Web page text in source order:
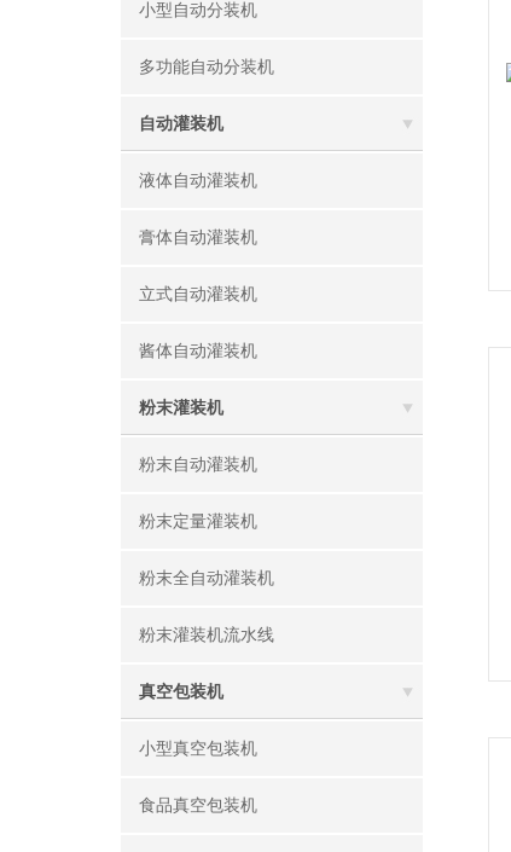
小型自动分装机
多功能自动分装机
自动灌装机
液体自动灌装机
膏体自动灌装机
立式自动灌装机
酱体自动灌装机
粉末灌装机
粉末自动灌装机
粉末定量灌装机
粉末全自动灌装机
粉末灌装机流水线
真空包装机
小型真空包装机
食品真空包装机